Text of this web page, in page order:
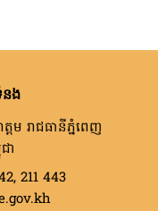
នង
តម រាជធានីភ្នំពេញ
ា
211 443